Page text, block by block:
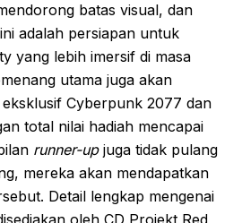
batas visual, dan
adalah persiapan untuk
yang lebih imersif di masa
utama juga akan
Cyberpunk 2077 dan
total nilai hadiah mencapai
runner-upjuga tidak pulang
mereka akan mendapatkan
Detail lengkap mengenai
oleh CD Projekt Red,